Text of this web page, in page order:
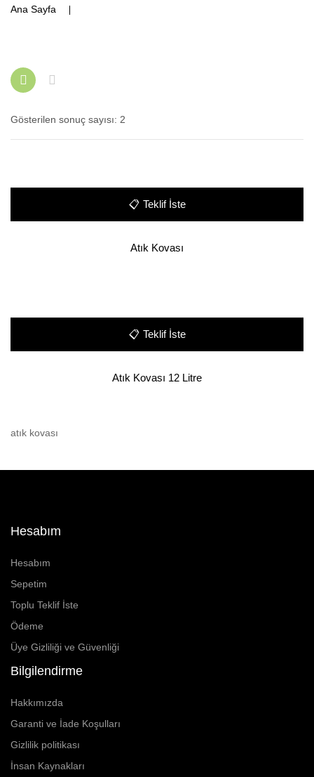
Ana Sayfa
Gösterilen sonuç sayısı: 2
📋 Teklif İste
Atık Kovası
📋 Teklif İste
Atık Kovası 12 Litre
atık kovası
Hesabım
Hesabım
Sepetim
Toplu Teklif İste
Ödeme
Üye Gizliliği ve Güvenliği
Bilgilendirme
Hakkımızda
Garanti ve İade Koşulları
Gizlilik politikası
İnsan Kaynakları